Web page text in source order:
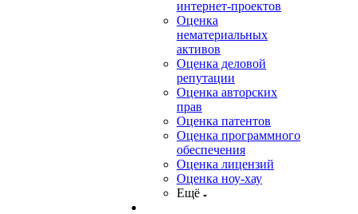
интернет-проектов
Оценка
нематериальных
активов
Оценка деловой
репутации
Оценка авторских
прав
Оценка патентов
Оценка программного
обеспечения
Оценка лицензий
Оценка ноу-хау
Ещё